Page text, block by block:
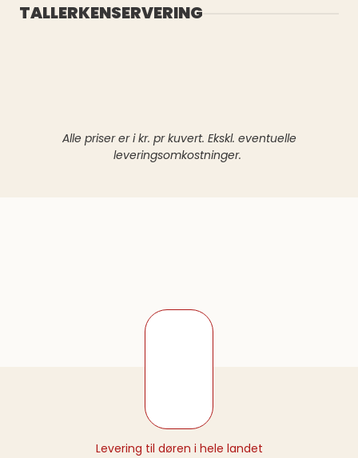
TALLERKENSERVERING
Alle priser er i kr. pr kuvert. Ekskl. eventuelle
leveringsomkostninger.
Levering til døren i hele landet